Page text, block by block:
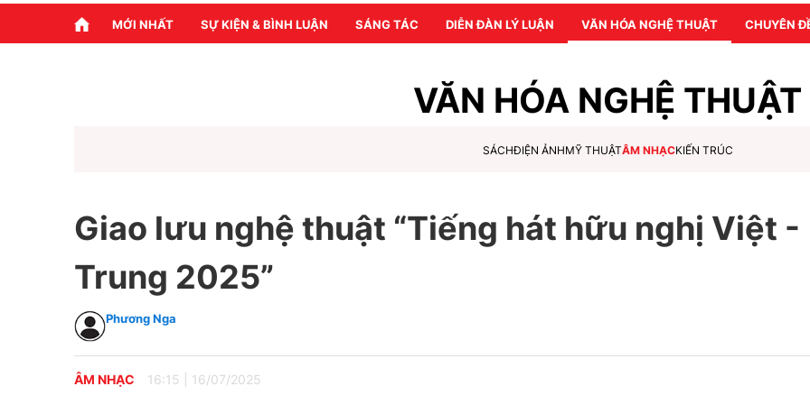
MỚI NHẤT SỰ KIỆN & BÌNH LUẬN SÁNG TÁC DIỄN ĐÀN LÝ LUẬN VĂN HÓA NGHỆ THUẬT CHUYÊN
VĂN HÓA NGHỆ THUẬT
SÁCHĐIỆN ẢNHMỸ THUẬTÂM NHẠCKIẾN TRÚC
Giao lưu nghệ thuật “Tiếng hát hữu nghị Việt -
Trung 2025”
Phương Nga
ÂM NHẠC 16:15 16/07/2025